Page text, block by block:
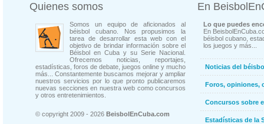
Quienes somos
Somos un equipo de aficionados al
béisbol cubano. Nos propusimos la
tarea de desarrollar esta web con el
objetivo de brindar información sobre el
Béisbol en Cuba y su Serie Nacional.
Ofrecemos noticias, reportajes,
estadísticas, foros de debate, juegos online y mucho
más... Constantemente buscamos mejorar y ampliar
nuestros servicios por lo que pronto publicaremos
nuevas secciones en nuestra web como concursos
y otros entretenimientos.
© copyright 2009 - 2026 BeisbolEnCuba.com
En
Lo que puedes
En
béisbol cubano,
los juegos y más...
Noticias del
Foros, opiniones,
Concursos sobre
Estadísticas de la